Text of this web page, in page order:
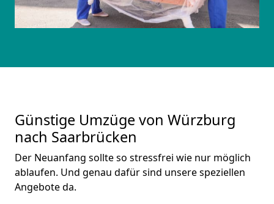
Günstige Umzüge von Würzburg
nach Saarbrücken
Der Neuanfang sollte so stressfrei wie nur möglich
ablaufen. Und genau dafür sind unsere speziellen
Angebote da.